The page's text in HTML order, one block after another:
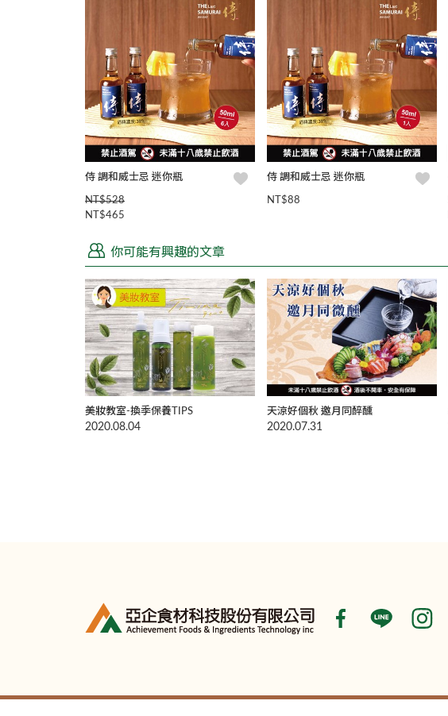
侍 調和威士忌 迷你瓶
NT$528
NT$465
侍 調和威士忌 迷你瓶
NT$88
你可能有興趣的文章
美妝教室-換季保養TIPS
2020.08.04
天涼好個秋 邀月同醉醺
2020.07.31